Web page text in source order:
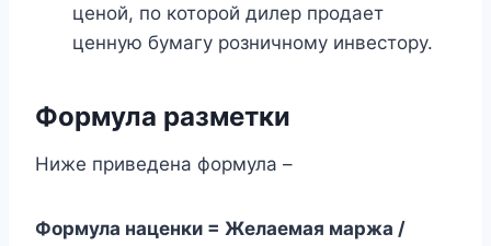
ценой, по которой дилер продает
ценную бумагу розничному инвестору.
Формула разметки
Ниже приведена формула –
Формула наценки = Желаемая маржа /